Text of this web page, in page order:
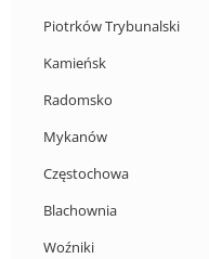
Piotrków Trybunalski
Kamieńsk
Radomsko
Mykanów
Częstochowa
Blachownia
Woźniki